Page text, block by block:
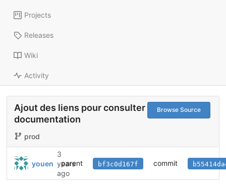
Projects
Releases
Wiki
Activity
Browse Source
Ajout des liens pour consulter la
documentation
prod
youen
3
years
ago
parent bf3c0d167f commit